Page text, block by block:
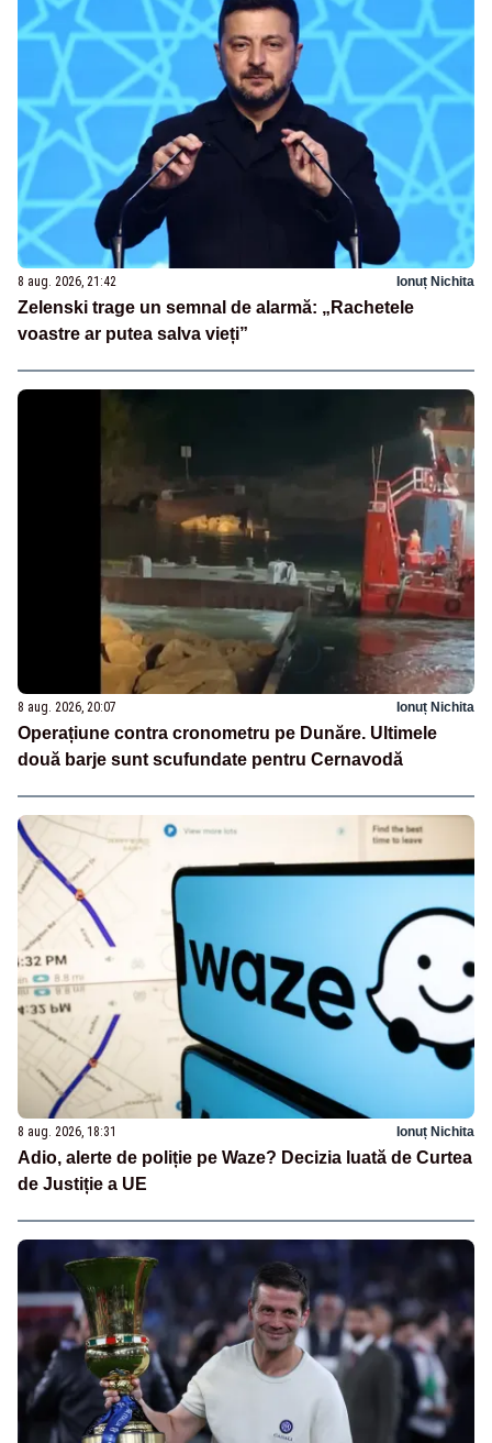
8 aug. 2026, 21:42 Ionuț Nichita
Zelenski trage un semnal de alarmă: „Rachetele
voastre ar putea salva vieți”
8 aug. 2026, 20:07 Ionuț Nichita
Operațiune contra cronometru pe Dunăre. Ultimele
două barje sunt scufundate pentru Cernavodă
8 aug. 2026, 18:31 Ionuț Nichita
Adio, alerte de poliție pe Waze? Decizia luată de Curtea
de Justiție a UE